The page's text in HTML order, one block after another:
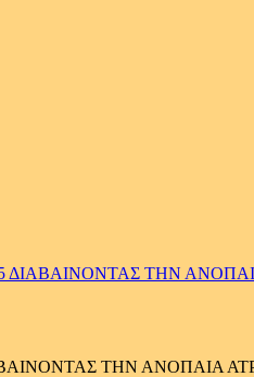
ΤΗΝ
ΤΗΝ ΑΝΟΠΑΙΑ